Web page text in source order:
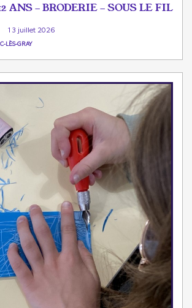
ANS - BRODERIE - SOUS LE FIL
13 juillet 2026
LÈS-GRAY